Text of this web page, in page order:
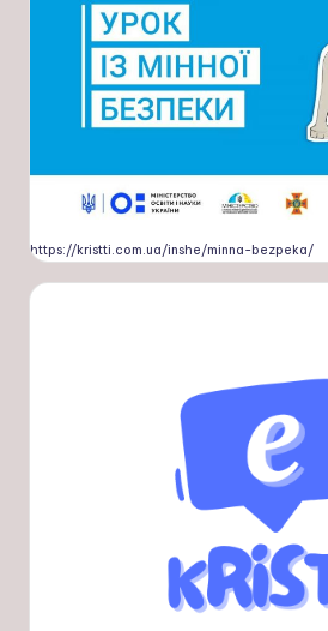
https://kristti.com.ua/inshe/minna-bezpeka/